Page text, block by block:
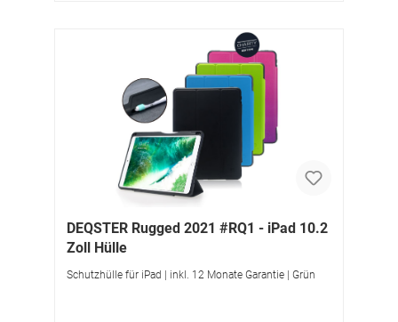
DEQSTER Rugged 2021 #RQ1 - iPad 10.2
Zoll Hülle
Schutzhülle für iPad | inkl. 12 Monate Garantie | Grün